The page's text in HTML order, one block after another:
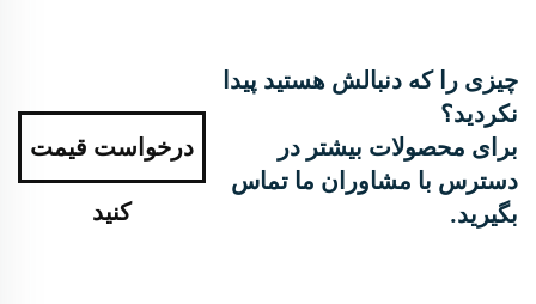
چیزی را که دنبالش هستید پیدا
نکردید؟
برای محصولات بیشتر در
دسترس با مشاوران ما تماس
بگیرید.
درخواست قیمت
کنید